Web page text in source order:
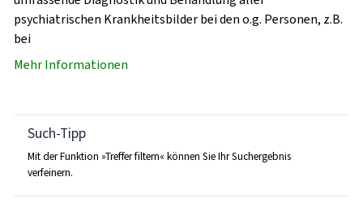
psychiatrischen Krankheitsbilder bei den o.g. Personen, z.B.
bei
Mehr Informationen
Such-Tipp
Mit der Funktion »Treffer filtern« können Sie Ihr Suchergebnis
verfeinern.